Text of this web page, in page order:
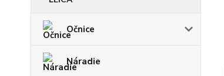
Očnice
Náradie